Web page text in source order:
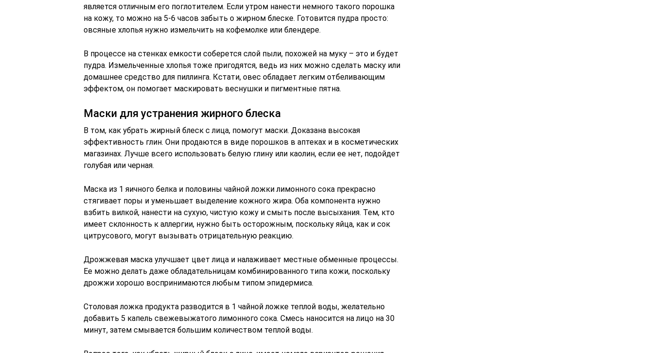
является отличным его поглотителем. Если утром нанести немного такого порошка
на кожу, то можно на 5-6 часов забыть о жирном блеске. Готовится пудра просто:
овсяные хлопья нужно измельчить на кофемолке или блендере.
В процессе на стенках емкости соберется слой пыли, похожей на муку – это и будет
пудра. Измельченные хлопья тоже пригодятся, ведь из них можно сделать маску или
домашнее средство для пиллинга. Кстати, овес обладает легким отбеливающим
эффектом, он помогает маскировать веснушки и пигментные пятна.
Маски для устранения жирного блеска
В том, как убрать жирный блеск с лица, помогут маски. Доказана высокая
эффективность глин. Они продаются в виде порошков в аптеках и в косметических
магазинах. Лучше всего использовать белую глину или каолин, если ее нет, подойдет
голубая или черная.
Маска из 1 яичного белка и половины чайной ложки лимонного сока прекрасно
стягивает поры и уменьшает выделение кожного жира. Оба компонента нужно
взбить вилкой, нанести на сухую, чистую кожу и смыть после высыхания. Тем, кто
имеет склонность к аллергии, нужно быть осторожным, поскольку яйца, как и сок
цитрусового, могут вызывать отрицательную реакцию.
Дрожжевая маска улучшает цвет лица и налаживает местные обменные процессы.
Ее можно делать даже обладательницам комбинированного типа кожи, поскольку
дрожжи хорошо воспринимаются любым типом эпидермиса.
Столовая ложка продукта разводится в 1 чайной ложке теплой воды, желательно
добавить 5 капель свежевыжатого лимонного сока. Смесь наносится на лицо на 30
минут, затем смывается большим количеством теплой воды.